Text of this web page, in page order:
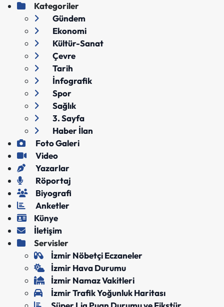
Kategoriler
Gündem
Ekonomi
Kültür-Sanat
Çevre
Tarih
İnfografik
Spor
Sağlık
3. Sayfa
Haber İlan
Foto Galeri
Video
Yazarlar
Röportaj
Biyografi
Anketler
Künye
İletişim
Servisler
İzmir Nöbetçi Eczaneler
İzmir Hava Durumu
İzmir Namaz Vakitleri
İzmir Trafik Yoğunluk Haritası